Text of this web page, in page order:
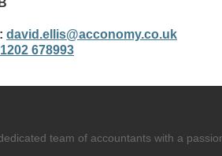
david.ellis@acconomy.co.uk
678993
team of accountants with a